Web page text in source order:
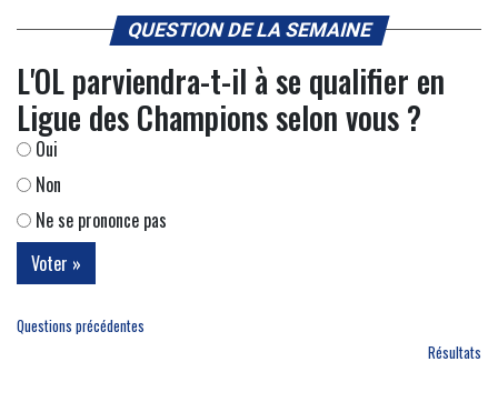
QUESTION DE LA SEMAINE
L'OL parviendra-t-il à se qualifier en
Ligue des Champions selon vous ?
Oui
Non
Ne se prononce pas
Questions précédentes
Résultats